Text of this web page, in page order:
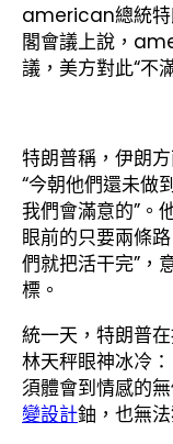
american總統特
閣會議上說，
議，美方對此“不
特朗普稱，伊朗
“今朝他們還未做
我們會滿意的”。
眼前的只要兩條
們就把活干完”，
標。
統一天，特朗普
林天秤眼神冰冷
須體會到情感的
變設計鈾，也無法